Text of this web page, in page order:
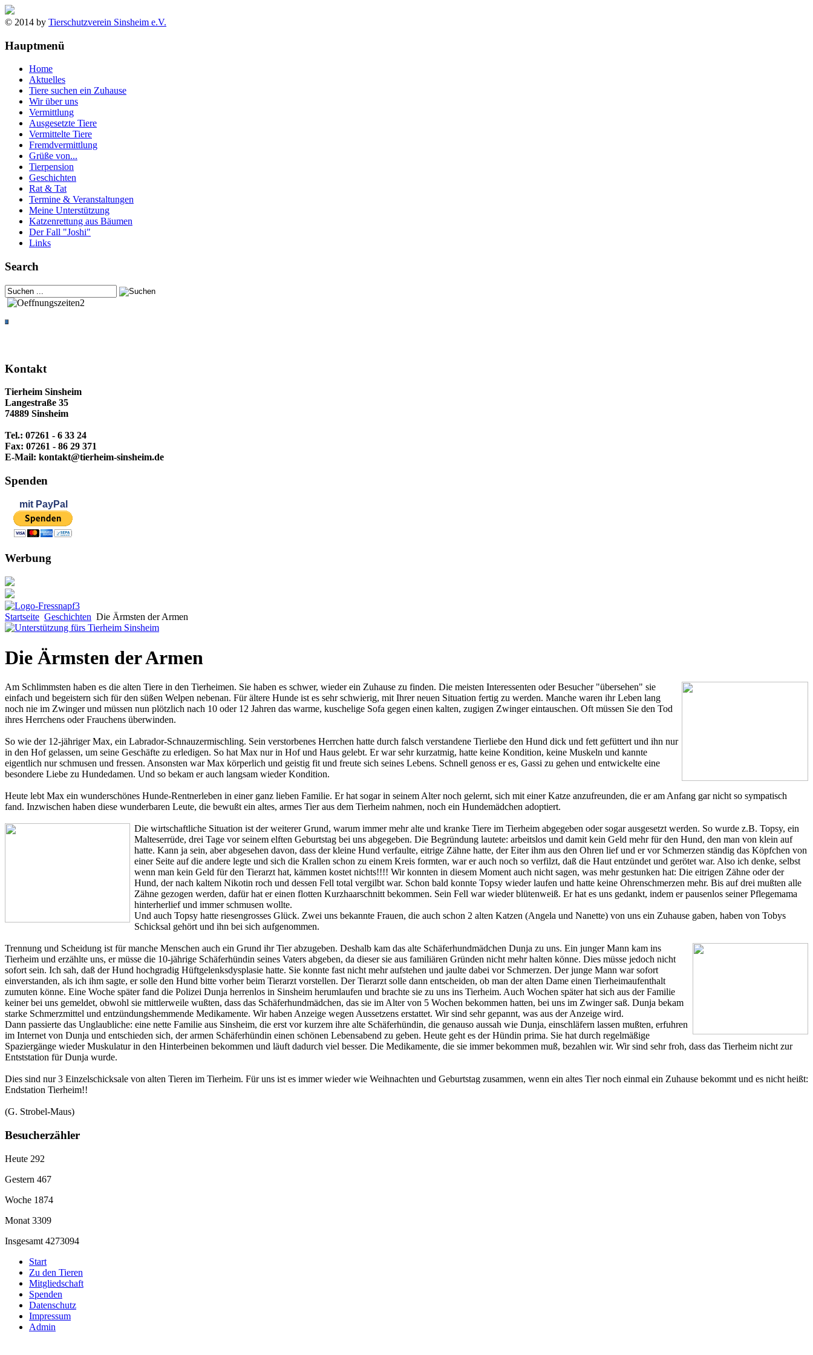
© 2014 by Tierschutzverein Sinsheim e.V.
Hauptmenü
Home
Aktuelles
Tiere suchen ein Zuhause
Wir über uns
Vermittlung
Ausgesetzte Tiere
Vermittelte Tiere
Fremdvermittlung
Grüße von...
Tierpension
Geschichten
Rat & Tat
Termine & Veranstaltungen
Meine Unterstützung
Katzenrettung aus Bäumen
Der Fall "Joshi"
Links
Search
Kontakt
Tierheim Sinsheim
Langestraße 35
74889 Sinsheim
Tel.: 07261 - 6 33 24
Fax: 07261 - 86 29 371
E-Mail: kontakt@tierheim-sinsheim.de
Spenden
mit PayPal
Werbung
Startseite Geschichten Die Ärmsten der Armen
Die Ärmsten der Armen
Am Schlimmsten haben es die alten Tiere in den Tierheimen. Sie haben es schwer, wieder ein Zuhause zu finden. Die meisten Interessenten oder Besucher "übersehen" sie
einfach und begeistern sich für den süßen Welpen nebenan. Für ältere Hunde ist es sehr schwierig, mit Ihrer neuen Situation fertig zu werden. Manche waren ihr Leben lang
noch nie im Zwinger und müssen nun plötzlich nach 10 oder 12 Jahren das warme, kuschelige Sofa gegen einen kalten, zugigen Zwinger eintauschen. Oft müssen Sie den Tod
ihres Herrchens oder Frauchens überwinden.
So wie der 12-jähriger Max, ein Labrador-Schnauzermischling. Sein verstorbenes Herrchen hatte durch falsch verstandene Tierliebe den Hund dick und fett gefüttert und ihn nur
in den Hof gelassen, um seine Geschäfte zu erledigen. So hat Max nur in Hof und Haus gelebt. Er war sehr kurzatmig, hatte keine Kondition, keine Muskeln und kannte
eigentlich nur schmusen und fressen. Ansonsten war Max körperlich und geistig fit und freute sich seines Lebens. Schnell genoss er es, Gassi zu gehen und entwickelte eine
besondere Liebe zu Hundedamen. Und so bekam er auch langsam wieder Kondition.
Heute lebt Max ein wunderschönes Hunde-Rentnerleben in einer ganz lieben Familie. Er hat sogar in seinem Alter noch gelernt, sich mit einer Katze anzufreunden, die er am Anfang gar nicht so sympatisch
fand. Inzwischen haben diese wunderbaren Leute, die bewußt ein altes, armes Tier aus dem Tierheim nahmen, noch ein Hundemädchen adoptiert.
Die wirtschaftliche Situation ist der weiterer Grund, warum immer mehr alte und kranke Tiere im Tierheim abgegeben oder sogar ausgesetzt werden. So wurde z.B. Topsy, ein
Malteserrüde, drei Tage vor seinem elften Geburtstag bei uns abgegeben. Die Begründung lautete: arbeitslos und damit kein Geld mehr für den Hund, den man von klein auf
hatte. Kann ja sein, aber abgesehen davon, dass der kleine Hund verfaulte, eitrige Zähne hatte, der Eiter ihm aus den Ohren lief und er vor Schmerzen ständig das Köpfchen von
einer Seite auf die andere legte und sich die Krallen schon zu einem Kreis formten, war er auch noch so verfilzt, daß die Haut entzündet und gerötet war. Also ich denke, selbst
wenn man kein Geld für den Tierarzt hat, kämmen kostet nichts!!!! Wir konnten in diesem Moment auch nicht sagen, was mehr gestunken hat: Die eitrigen Zähne oder der
Hund, der nach kaltem Nikotin roch und dessen Fell total vergilbt war. Schon bald konnte Topsy wieder laufen und hatte keine Ohrenschmerzen mehr. Bis auf drei mußten alle
Zähne gezogen werden, dafür hat er einen flotten Kurzhaarschnitt bekommen. Sein Fell war wieder blütenweiß. Er hat es uns gedankt, indem er pausenlos seiner Pflegemama
hinterherlief und immer schmusen wollte.
Und auch Topsy hatte riesengrosses Glück. Zwei uns bekannte Frauen, die auch schon 2 alten Katzen (Angela und Nanette) von uns ein Zuhause gaben, haben von Tobys
Schicksal gehört und ihn bei sich aufgenommen.
Trennung und Scheidung ist für manche Menschen auch ein Grund ihr Tier abzugeben. Deshalb kam das alte Schäferhundmädchen Dunja zu uns. Ein junger Mann kam ins
Tierheim und erzählte uns, er müsse die 10-jährige Schäferhündin seines Vaters abgeben, da dieser sie aus familiären Gründen nicht mehr halten könne. Dies müsse jedoch nicht
sofort sein. Ich sah, daß der Hund hochgradig Hüftgelenksdysplasie hatte. Sie konnte fast nicht mehr aufstehen und jaulte dabei vor Schmerzen. Der junge Mann war sofort
einverstanden, als ich ihm sagte, er solle den Hund bitte vorher beim Tierarzt vorstellen. Der Tierarzt solle dann entscheiden, ob man der alten Dame einen Tierheimaufenthalt
zumuten könne. Eine Woche später fand die Polizei Dunja herrenlos in Sinsheim herumlaufen und brachte sie zu uns ins Tierheim. Auch Wochen später hat sich aus der Familie
keiner bei uns gemeldet, obwohl sie mittlerweile wußten, dass das Schäferhundmädchen, das sie im Alter von 5 Wochen bekommen hatten, bei uns im Zwinger saß. Dunja bekam
starke Schmerzmittel und entzündungshemmende Medikamente. Wir haben Anzeige wegen Aussetzens erstattet. Wir sind sehr gepannt, was aus der Anzeige wird.
Dann passierte das Unglaubliche: eine nette Familie aus Sinsheim, die erst vor kurzem ihre alte Schäferhündin, die genauso aussah wie Dunja, einschläfern lassen mußten, erfuhren
im Internet von Dunja und entschieden sich, der armen Schäferhündin einen schönen Lebensabend zu geben. Heute geht es der Hündin prima. Sie hat durch regelmäßige
Spaziergänge wieder Muskulatur in den Hinterbeinen bekommen und läuft dadurch viel besser. Die Medikamente, die sie immer bekommen muß, bezahlen wir. Wir sind sehr froh, dass das Tierheim nicht zur
Entststation für Dunja wurde.
Dies sind nur 3 Einzelschicksale von alten Tieren im Tierheim. Für uns ist es immer wieder wie Weihnachten und Geburtstag zusammen, wenn ein altes Tier noch einmal ein Zuhause bekommt und es nicht heißt:
Endstation Tierheim!!
(G. Strobel-Maus)
Besucherzähler
Heute 292
Gestern 467
Woche 1874
Monat 3309
Insgesamt 4273094
Start
Zu den Tieren
Mitgliedschaft
Spenden
Datenschutz
Impressum
Admin